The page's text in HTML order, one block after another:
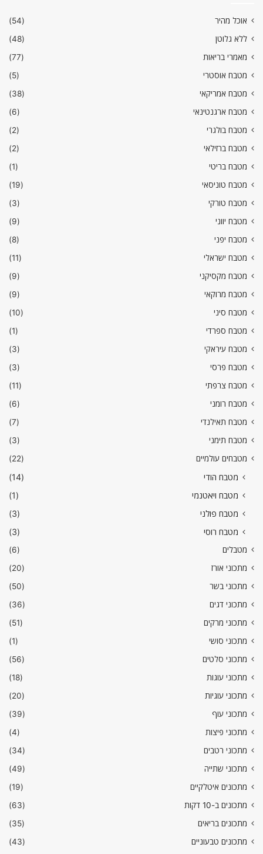
אוכל מהיר
(54)
ללא גלוטן
(48)
מאמרי בריאות
(77)
מטבח אוסטרי
(5)
מטבח אמריקאי
(38)
מטבח ארגנטינאי
(6)
מטבח בולגרי
(2)
מטבח ברזילאי
(2)
מטבח בריטי
(1)
מטבח טוניסאי
(19)
מטבח טורקי
(3)
מטבח יווני
(9)
מטבח יפני
(8)
מטבח ישראלי
(11)
מטבח מקסיקני
(9)
מטבח מרוקאי
(9)
מטבח סיני
(10)
מטבח ספרדי
(1)
מטבח עיראקי
(3)
מטבח פרסי
(3)
מטבח צרפתי
(11)
מטבח רומני
(6)
מטבח תאילנדי
(7)
מטבח תימני
(3)
מטבחים עולמיים
(22)
מטבח הודי
(14)
מטבח ויאטנמי
(1)
מטבח פולני
(3)
מטבח רוסי
(3)
מטבלים
(6)
מתכוני אורז
(20)
מתכוני בשר
(50)
מתכוני דגים
(36)
מתכוני מרקים
(51)
מתכוני סושי
(1)
מתכוני סלטים
(56)
מתכוני עוגות
(18)
מתכוני עוגיות
(20)
מתכוני עוף
(39)
מתכוני פיצות
(4)
מתכוני רטבים
(34)
מתכוני שתייה
(49)
מתכונים איטלקיים
(19)
מתכונים ב-10 דקות
(63)
מתכונים בריאים
(35)
מתכונים טבעוניים
(43)